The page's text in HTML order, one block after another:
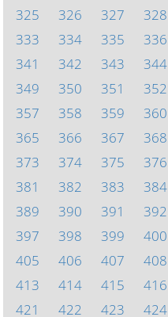
325
326 327 328
333
334 335 336
341
342 343 344
349
350 351 352
357
358 359 360
365
366 367 368
373
374 375 376
381
382 383 384
389
390 391 392
397
398 399 400
405
406 407 408
413
414 415 416
421
422 423 424